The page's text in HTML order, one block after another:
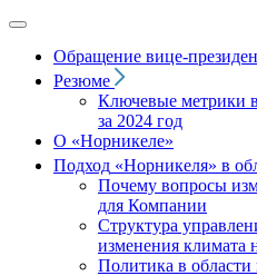
Обращение
Резюме
Ключевые метрики
за 2024 год
О «Норникеле»
Подход «Норникеля» в
Почему вопросы
для Компании
Структура
изменения климата
Политика в области